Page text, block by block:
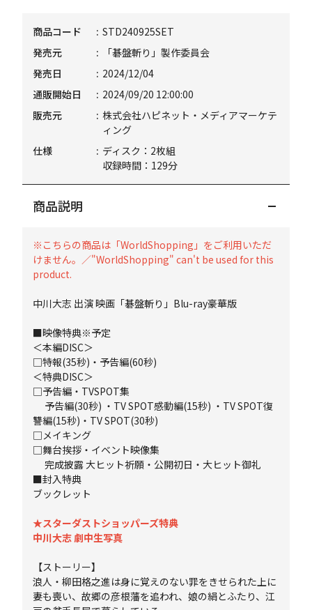
商品コード
STD240925SET
発売元
「碁盤斬り」製作委員会
発売日
2024/12/04
通販開始日
2024/09/20 12:00:00
販売元
株式会社ハピネット・メディアマーケテ
ィング
仕様
ディスク：2枚組
収録時間：129分
商品説明
※こちらの商品は「WorldShopping」をご利用いただ
けません。／"WorldShopping" can't be used for this
product.
中川大志 出演 映画「碁盤斬り」Blu-ray豪華版
■映像特典※予定
＜本編DISC＞
□特報(35秒)・予告編(60秒)
＜特典DISC＞
□予告編・TVSPOT集
予告編(30秒) ・TV SPOT感動編(15秒) ・TV SPOT復
讐編(15秒)・TV SPOT(30秒)
□メイキング
□舞台挨拶・イベント映像集
完成披露 大ヒット祈願・公開初日・大ヒット御礼
■封入特典
ブックレット
★スターダストショッパーズ特典
中川大志 劇中生写真
【ストーリー】
浪人・柳田格之進は身に覚えのない罪をきせられた上に
妻も喪い、故郷の彦根藩を追われ、娘の絹とふたり、江